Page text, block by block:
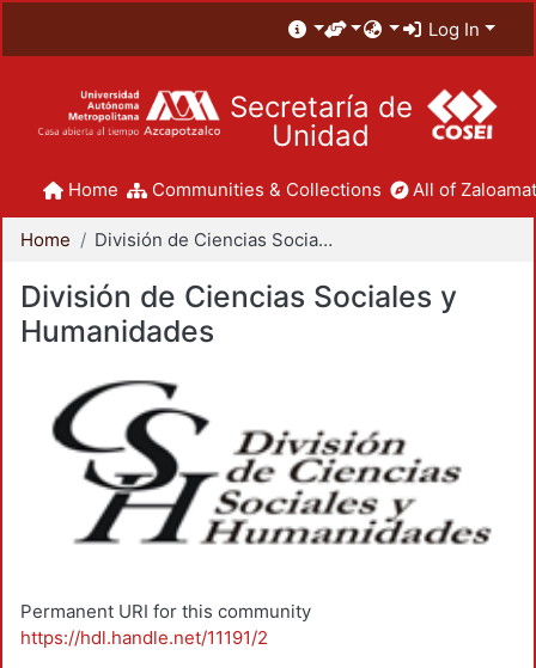
Log In
Secretaría de
Unidad
Home Communities & Collections All of
Home División de Ciencias Sociales y Humanidades
División de Ciencias Sociales y
Humanidades
Permanent URI for this community
https://hdl.handle.net/11191/2